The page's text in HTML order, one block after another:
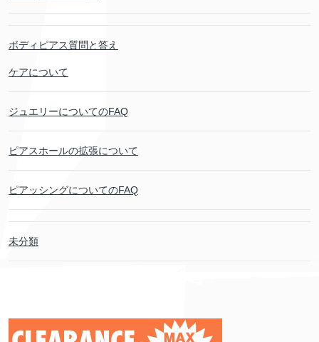
ボディピアス質問と答え
ケアについて
ジュエリーについてのFAQ
ピアスホールの拡張について
ピアッシングについてのFAQ
未分類